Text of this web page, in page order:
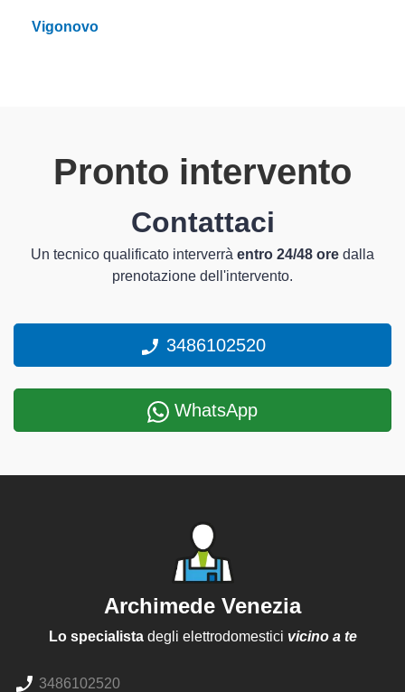
Vigonovo
Pronto intervento
Contattaci
Un tecnico qualificato interverrà entro 24/48 ore dalla
prenotazione dell'intervento.
3486102520
WhatsApp
Archimede Venezia
Lo specialistadegli elettrodomestici vicino a te
3486102520